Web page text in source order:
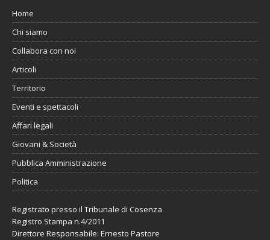
Home
Chi siamo
Collabora con noi
Articoli
Territorio
Eventi e spettacoli
Affari legali
Giovani & Società
Pubblica Amministrazione
Politica
Registrato presso il Tribunale di Cosenza
Registro Stampa n.4/2011
Direttore Responsabile: Ernesto Pastore